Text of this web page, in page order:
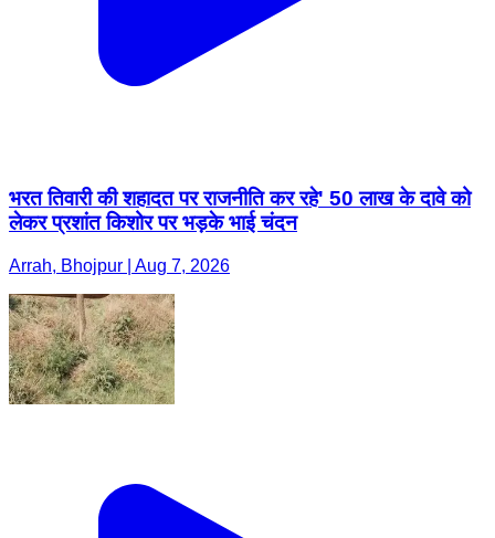
भरत तिवारी की शहादत पर राजनीति कर रहे' 50 लाख के दावे को
लेकर प्रशांत किशोर पर भड़के भाई चंदन
Arrah, Bhojpur | Aug 7, 2026